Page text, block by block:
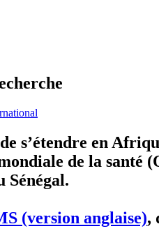
s’étendre en
de la santé
Sénégal.
(version anglaise),